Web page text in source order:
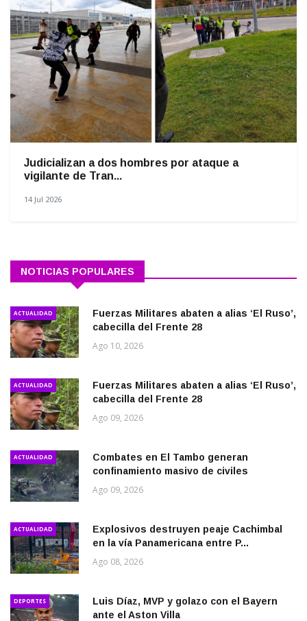
Judicializan a dos hombres por ataque a
vigilante de Tran...
14 Jul 2026
NOTICIAS POPULARES
ACTUALIDAD
Fuerzas Militares abaten a alias ‘El Ruso’,
cabecilla del Frente 28
Ago 10, 2026
ACTUALIDAD
Fuerzas Militares abaten a alias ‘El Ruso’,
cabecilla del Frente 28
Ago 09, 2026
ACTUALIDAD
Combates en El Tambo generan
confinamiento masivo de civiles
Ago 09, 2026
ACTUALIDAD
Explosivos destruyen peaje Cachimbal
en la vía Panamericana entre P...
Ago 08, 2026
DEPORTES
Luis Díaz, MVP y golazo con el Bayern
ante el Aston Villa